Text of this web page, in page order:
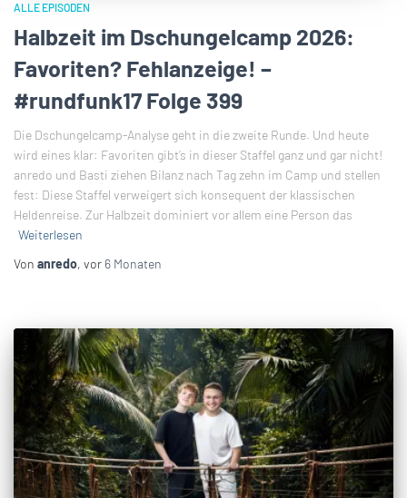
ALLE EPISODEN
Halbzeit im Dschungelcamp 2026:
Favoriten? Fehlanzeige! –
#rundfunk17 Folge 399
Die Dschungelcamp-Analyse geht in die zweite Runde. Und heute
wird eines klar: Favoriten gibt’s in dieser Staffel ganz und gar nicht!
anredo und Basti ziehen Bilanz nach Tag zehn im Camp und stellen
fest: Diese Staffel verweigert sich konsequent der klassischen
Heldenreise. Zur Halbzeit dominiert vor allem eine Person das
Weiterlesen
Von anredo, vor 6 Monaten